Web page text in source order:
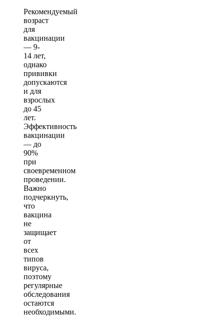
Рекомендуемый
возраст
для
вакцинации
— 9-
14 лет,
однако
прививки
допускаются
и для
взрослых
до 45
лет.
Эффективность
вакцинации
— до
90%
при
своевременном
проведении.
Важно
подчеркнуть,
что
вакцина
не
защищает
от
всех
типов
вируса,
поэтому
регулярные
обследования
остаются
необходимыми.